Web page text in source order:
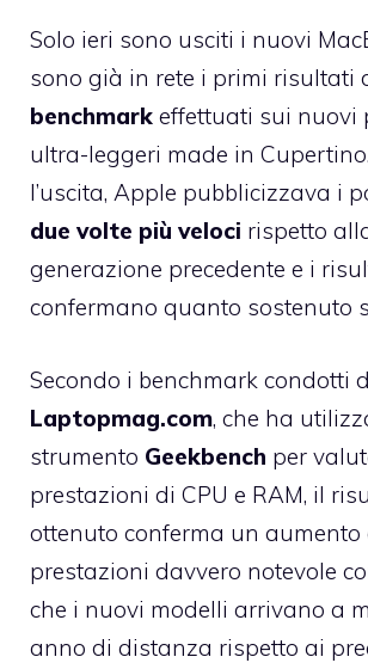
Solo ieri sono usciti i nuovi
sono già in rete i primi risultati
benchmark effettuati sui nuovi
ultra-leggeri made in
l’uscita, Apple pubblicizzava i
due volte più veloci rispetto
generazione precedente e i
confermano quanto sostenuto
Secondo i benchmark condotti
Laptopmag.com, che ha
strumento Geekbench per
prestazioni di CPU e RAM, il
ottenuto conferma un aumento
prestazioni davvero notevole
che i nuovi modelli arrivano a
anno di distanza rispetto ai